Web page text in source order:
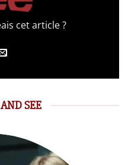
cet article ?
SEE